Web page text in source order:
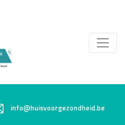
info@huisvoorgezondheid.be